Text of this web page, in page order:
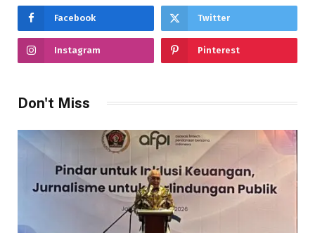
Facebook Twitter
Instagram Pinterest
Don't Miss